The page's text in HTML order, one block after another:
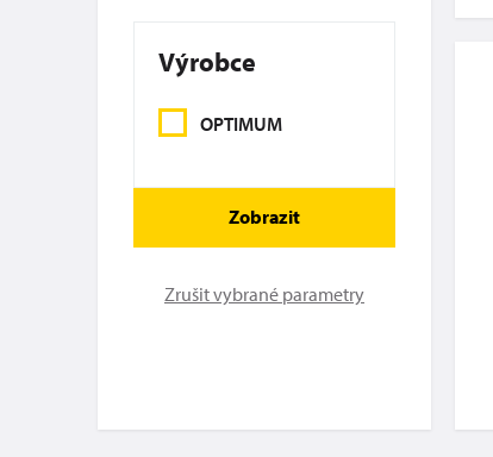
Výrobce
OPTIMUM
Zobrazit
Zrušit vybrané parametry